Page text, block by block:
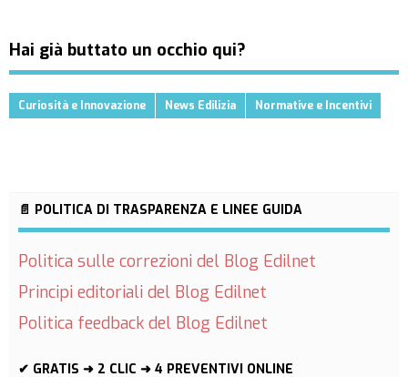
Hai già buttato un occhio qui?
Curiosità e Innovazione News Edilizia Normative e Incentivi
📄 POLITICA DI TRASPARENZA E LINEE GUIDA
Politica sulle correzioni del Blog Edilnet
Principi editoriali del Blog Edilnet
Politica feedback del Blog Edilnet
✔ GRATIS ➜ 2 CLIC ➜ 4 PREVENTIVI ONLINE